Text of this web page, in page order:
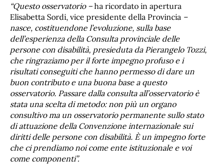
“Questo osservatorio –ha ricordato in apertura
Elisabetta Sordi, vice presidente della Provincia –
nasce, costituendone l’evoluzione, sulla base
dell’esperienza della Consulta provinciale delle
persone con disabilità, presieduta da Pierangelo Tozzi,
che ringraziamo per il forte impegno profuso e i
risultati conseguiti che hanno permesso di dare un
buon contributo e una buona base a questo
osservatorio. Passare dalla consulta all’osservatorio è
stata una scelta di metodo: non più un organo
consultivo ma un osservatorio permanente sullo stato
di attuazione della Convenzione internazionale sui
diritti delle persone con disabilità. È un impegno forte
che ci prendiamo noi come ente istituzionale e voi
come componenti”.